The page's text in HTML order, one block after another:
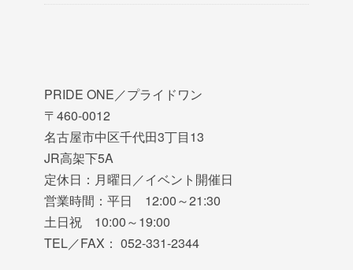
PRIDE ONE／プライドワン
〒460-0012
名古屋市中区千代田3丁目13
JR高架下5A
定休日：月曜日／イベント開催日
営業時間：平日 12:00～21:30
土日祝 10:00～19:00
TEL／FAX： 052-331-2344